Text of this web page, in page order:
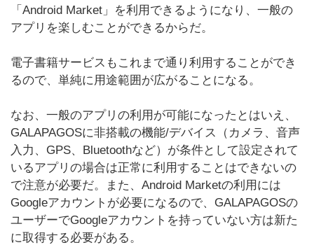
「Android Market」を利用できるようになり、一般の
アプリを楽しむことができるからだ。
電子書籍サービスもこれまで通り利用することができ
るので、単純に用途範囲が広がることになる。
なお、一般のアプリの利用が可能になったとはいえ、
GALAPAGOSに非搭載の機能/デバイス（カメラ、音声
入力、GPS、Bluetoothなど）が条件として設定されて
いるアプリの場合は正常に利用することはできないの
で注意が必要だ。また、Android Marketの利用には
Googleアカウントが必要になるので、GALAPAGOSの
ユーザーでGoogleアカウントを持っていない方は新た
に取得する必要がある。